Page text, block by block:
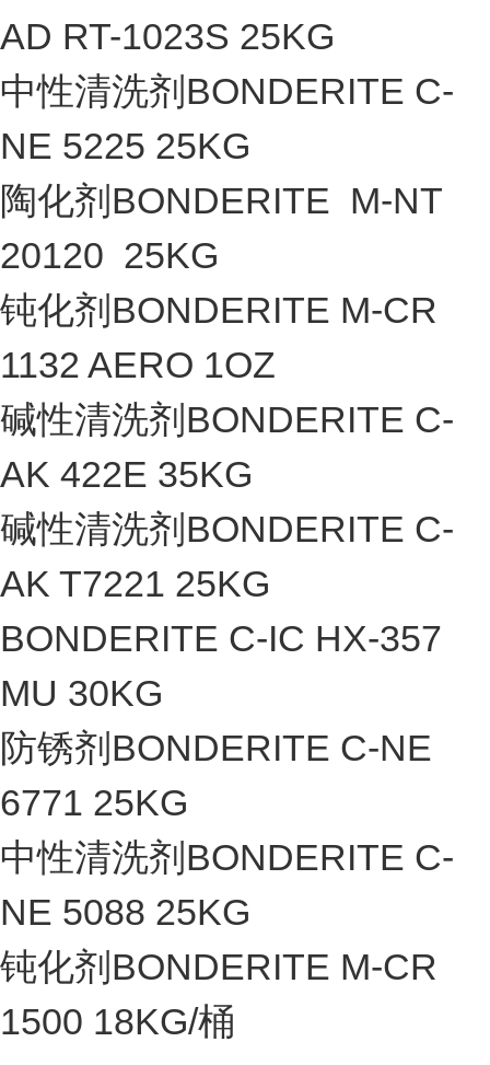
AD RT-1023S 25KG
中性清洗剂BONDERITE C-
NE 5225 25KG
陶化剂BONDERITE M-NT
20120 25KG
钝化剂BONDERITE M-CR
1132 AERO 1OZ
碱性清洗剂BONDERITE C-
AK 422E 35KG
碱性清洗剂BONDERITE C-
AK T7221 25KG
BONDERITE C-IC HX-357
MU 30KG
防锈剂BONDERITE C-NE
6771 25KG
中性清洗剂BONDERITE C-
NE 5088 25KG
钝化剂BONDERITE M-CR
1500 18KG/桶